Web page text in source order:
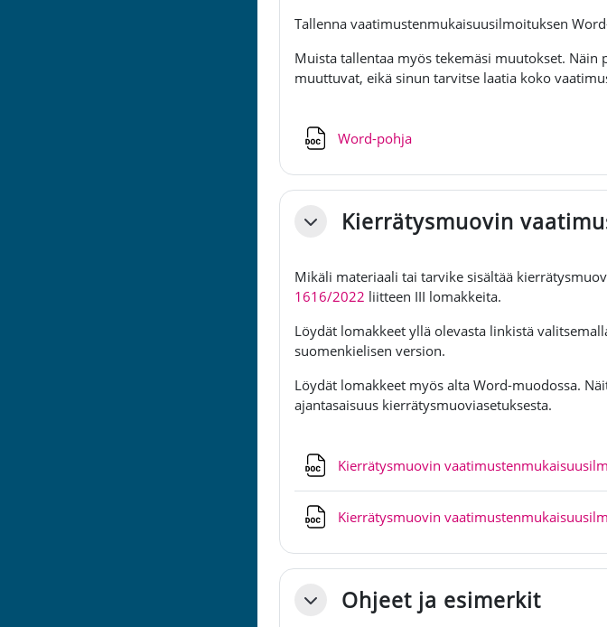
Tallenna vaatimustenmukaisuusilmoituksen
Muista tallentaa myös tekemäsi muutokset.
muuttuvat, eikä sinun tarvitse laatia koko
Word-pohja
TiivistäKierrätysmuovin
Mikäli materiaali tai tarvike sisältää
1616/2022 liitteen III lomakkeita.
Löydät lomakkeet yllä olevasta linkistä
suomenkielisen version.
Löydät lomakkeet myös alta Word-muodossa.
ajantasaisuus kierrätysmuoviasetuksesta.
Kierrätysmuovin
Kierrätysmuovin
TiivistäOhjeet ja esimerkit